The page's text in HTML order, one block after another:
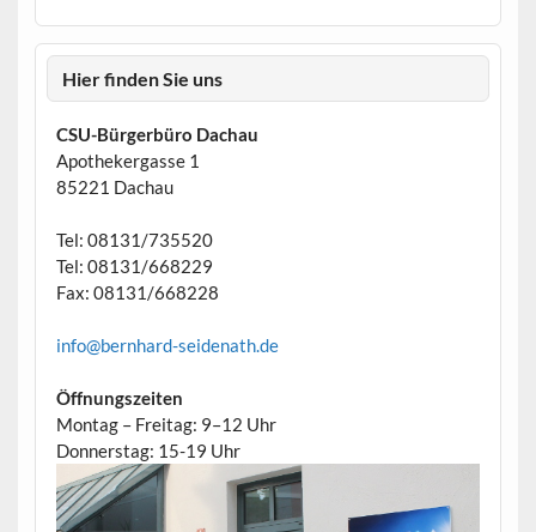
Hier finden Sie uns
CSU-Bürgerbüro Dachau
Apothekergasse 1
85221 Dachau
Tel: 08131/735520
Tel: 08131/668229
Fax: 08131/668228
info@bernhard-seidenath.de
Öffnungszeiten
Montag – Freitag: 9–12 Uhr
Donnerstag: 15-19 Uhr